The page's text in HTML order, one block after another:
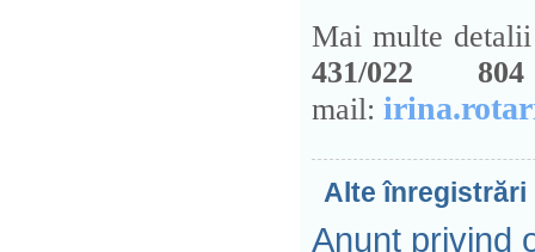
Mai multe
431/022
mail:
Alte înregistrări
Anunț privind